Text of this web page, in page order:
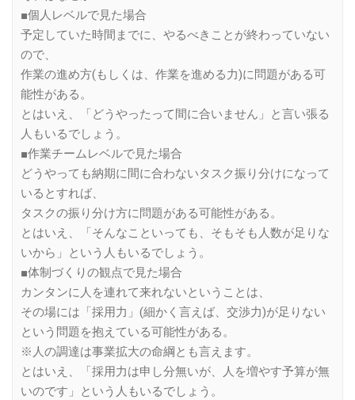
■個人レベルで見た場合
予定していた時間までに、やるべきことが終わっていない
ので、
作業の進め方(もしくは、作業を進める力)に問題がある可
能性がある。
とはいえ、「どうやったって間に合いません」と言い張る
人もいるでしょう。
■作業チームレベルで見た場合
どうやっても納期に間に合わないタスク振り分けになって
いるとすれば、
タスクの振り分け方に問題がある可能性がある。
とはいえ、「そんなこといっても、そもそも人数が足りな
いから」という人もいるでしょう。
■体制づくりの観点で見た場合
カンタンに人を連れて来れないということは、
その場には「採用力」(細かく言えば、交渉力)が足りない
という問題を抱えている可能性がある。
※人の調達は事業拡大の命綱とも言えます。
とはいえ、「採用力は申し分無いが、人を増やす予算が無
いのです」という人もいるでしょう。